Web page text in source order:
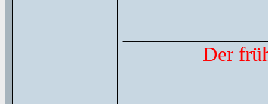
Der